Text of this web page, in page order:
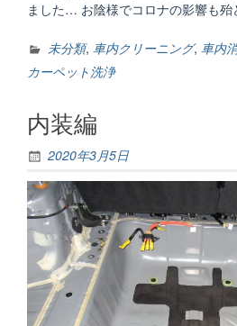
ました… お陰様でコロナの影響も
未分類, 車内クリーニング, 車内
カーペット洗浄
内装編
2020年3月5日